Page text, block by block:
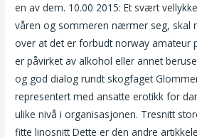
en av dem. 10.00 2015: Et svært
våren og sommeren nærmer seg, skal
over at det er forbudt norway amateur
er påvirket av alkohol eller annet
og god dialog rundt skogfaget
representert med ansatte erotikk for
ulike nivå i organisasjonen. Tresnitt
fitte linosnitt Dette er den andre